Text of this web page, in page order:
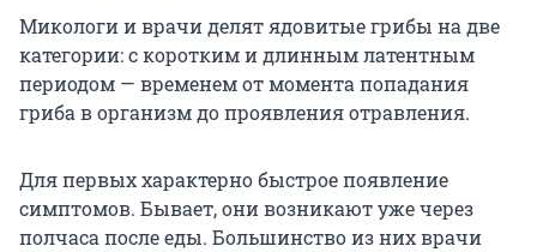
Микологи и врачи делят ядовитые грибы на две
категории: с коротким и длинным латентным
периодом — временем от момента попадания
гриба в организм до проявления отравления.
Для первых характерно быстрое появление
симптомов. Бывает, они возникают уже через
полчаса после еды. Большинство из них врачи